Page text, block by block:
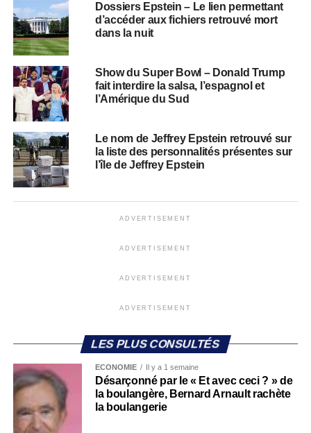
Dossiers Epstein – Le lien permettant
d’accéder aux fichiers retrouvé mort
dans la nuit
Show du Super Bowl – Donald Trump
fait interdire la salsa, l’espagnol et
l’Amérique du Sud
Le nom de Jeffrey Epstein retrouvé sur
la liste des personnalités présentes sur
l’île de Jeffrey Epstein
ADVERTISEMENT
ADVERTISEMENT
ADVERTISEMENT
ADVERTISEMENT
LES PLUS CONSULTÉS
ECONOMIE Il y a 1 semaine
Désarçonné par le « Et avec ceci ? » de
la boulangère, Bernard Arnault rachète
la boulangerie